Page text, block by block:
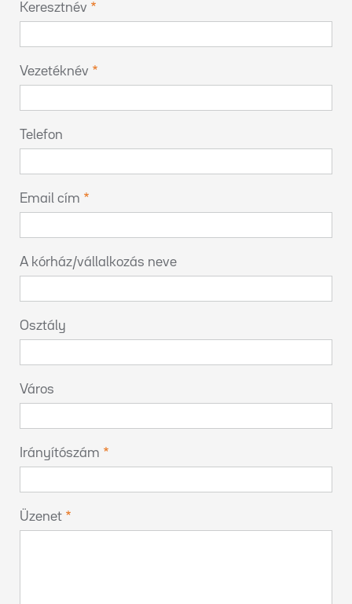
Keresztnév
Vezetéknév
Telefon
Email cím
A kórház/vállalkozás neve
Osztály
Város
Irányítószám
Üzenet